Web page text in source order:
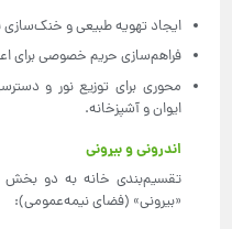
ایجاد تهویه طبیعی و
فراهم‌سازی حریم خصوصی برای
محوری برای توزیع نور و
ایوان و آشپزخانه.
اندرونی و بیرونی
تقسیم‌بندی خانه به دو
«بیرونی» (فضای نیمه‌عمومی):